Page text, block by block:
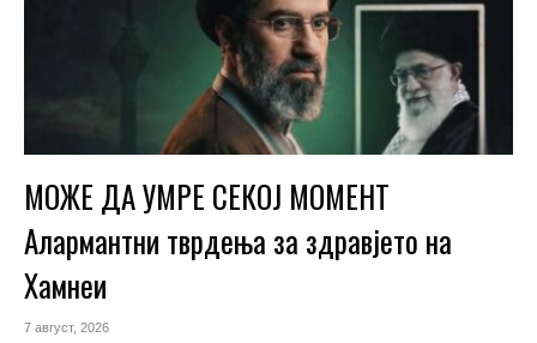
МОЖЕ ДА УМРЕ СЕКОЈ МОМЕНТ
Алармантни тврдења за здравјето на
Хамнеи
7 август, 2026